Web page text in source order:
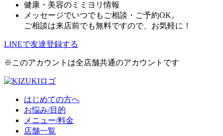
健康・美容のミミヨリ情報
メッセージでいつでもご相談・ご予約OK。
ご相談は来店前でも無料ですので、お気軽に！
LINEで友達登録する
※このアカウントは全店舗共通のアカウントです
はじめての方へ
お悩み/目的
メニュー/料金
店舗一覧